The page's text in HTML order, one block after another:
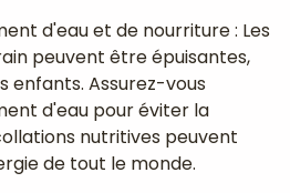
d'eau et de nourriture : Les
peuvent être épuisantes,
enfants. Assurez-vous
d'eau pour éviter la
nutritives peuvent
de tout le monde.